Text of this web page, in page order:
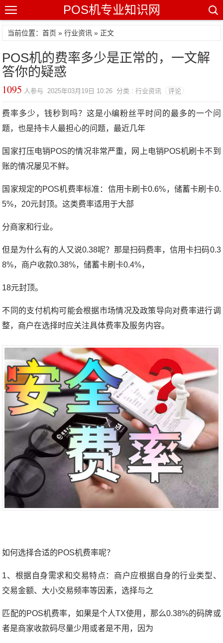
POS机专业知识网
当前位置：首页 »行业资讯 » 正文
POS机的费率多少是正常的，一文解
答你的疑惑
1095 人参与 2025年03月19日 10:26 分类 : 行业资讯 评论
费率多少，钱秒到吗？这是小编粉丝平时问的最多的一个问
题，也是持卡人最担心的问题，最近几年
国家打压电销POS的情况非常严重，网上电销POS机刷卡不到
账的情况屡见不鲜。
国家规定的POS机费率标准：信用卡刷卡0.6%，储蓄卡刷卡0.
5%，20元封顶。这类费率适用于大部
分商家和行业。
但是为什么有的人又说0.38呢？那是扫码费率，信用卡扫码0.3
8%，商户收款0.38%，储蓄卡刷卡0.4%，
18元封顶。
不同的支付机构可能会根据市场情况及政策导向对费率进行调
整，商户在选择时应关注具体费率及服务内容。
如何选择合适的POS机费率呢？
1、根据自身需求和交易特点：商户应根据自身的行业类型、
交易金额、大小交易频率等因素，选择与之
匹配的POS机费率，如果是个人TX使用，那么0.38%的码牌或
者是商家收款码尽量少用或者是不用，因为